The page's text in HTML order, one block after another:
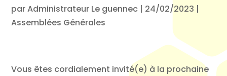
parAdministrateur Le guennec | 24/02/2023 |
Assemblées Générales
Vous êtes cordialement invité(e) à la prochaine